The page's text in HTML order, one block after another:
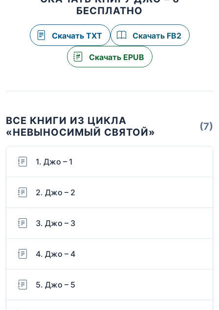
БЕСПЛАТНО
Скачать TXT Скачать FB2
Скачать EPUB
ВСЕ КНИГИ ИЗ ЦИКЛА
«НЕВЫНОСИМЫЙ СВЯТОЙ»
(7)
1. Джо – 1
2. Джо – 2
3. Джо – 3
4. Джо – 4
5. Джо – 5